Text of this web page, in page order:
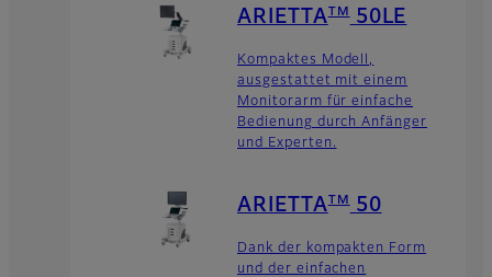
ARIETTA TM 50LE
Kompaktes Modell,
ausgestattet mit einem
Monitorarm für einfache
Bedienung durch Anfänger
und Experten.
ARIETTA TM 50
Dank der kompakten Form
und der einfachen